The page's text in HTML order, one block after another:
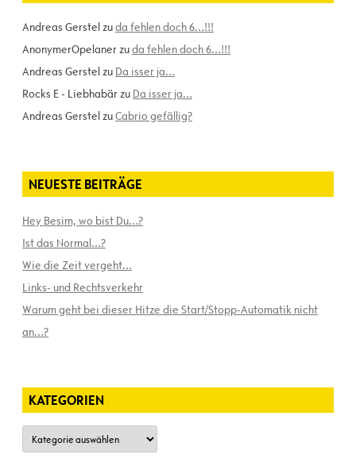
Andreas Gerstelzuda fehlen doch 6…!!!
AnonymerOpelanerzuda fehlen doch 6…!!!
Andreas Gerstelzu Da isser ja…
Rocks E - Liebhabärzu Da isser ja…
Andreas GerstelzuCabrio gefällig?
NEUESTE BEITRÄGE
Hey Besim, wo bist Du…?
Ist das Normal…?
Wie die Zeit vergeht…
Links- und Rechtsverkehr
Warum geht bei dieser Hitze die Start/Stopp-Automatik nicht
an…?
KATEGORIEN
Kategorien